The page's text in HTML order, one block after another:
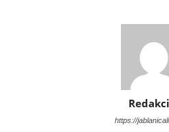
https://